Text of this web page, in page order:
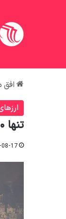
افق
تنها ۱۰ درصد معاملات حوزه املاک در استان کردستان ثبت الکترونیکی می شوند
17